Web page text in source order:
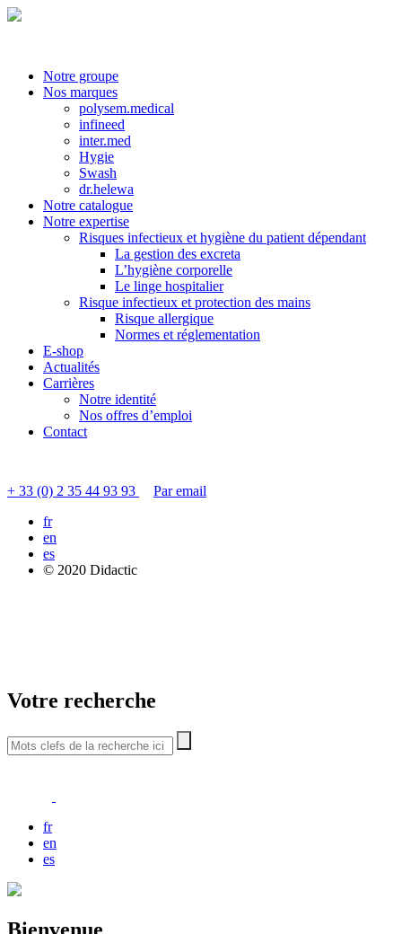
Notre groupe
Nos marques
polysem.medical
infineed
inter.med
Hygie
Swash
dr.helewa
Notre catalogue
Notre expertise
Risques infectieux et hygiène du patient dépendant
La gestion des excreta
L’hygiène corporelle
Le linge hospitalier
Risque infectieux et protection des mains
Risque allergique
Normes et réglementation
E-shop
Actualités
Carrières
Notre identité
Nos offres d’emploi
Contact
+ 33 (0) 2 35 44 93 93
Par email
fr
en
es
© 2020 Didactic
Votre recherche
fr
en
es
Bienvenue